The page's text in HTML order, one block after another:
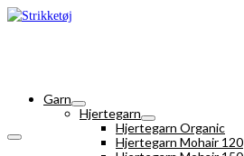
Garn
Hjertegarn
Hjertegarn Organic
Hjertegarn Mohair 120